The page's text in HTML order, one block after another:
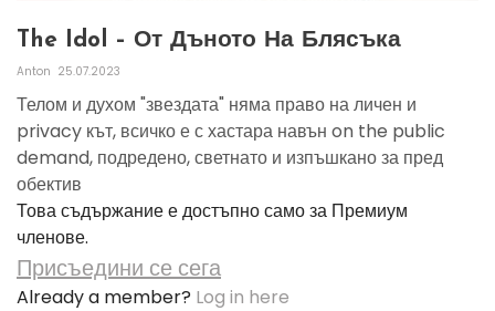
The Idol – От Дъното На Блясъка
Anton 25.07.2023
Телом и духом "звездата" няма право на личен и
privacy кът, всичко е с хастара навън on the public
demand, подредено, светнато и изпъшкано за пред
обектив
Това съдържание е достъпно само за Премиум
членове.
Присъедини се сега
Already a member? Log in here